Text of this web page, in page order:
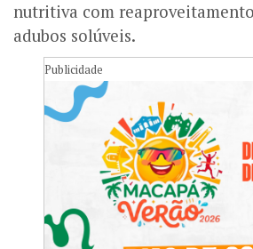
nutritiva com
adubos solúveis.
Publicidade